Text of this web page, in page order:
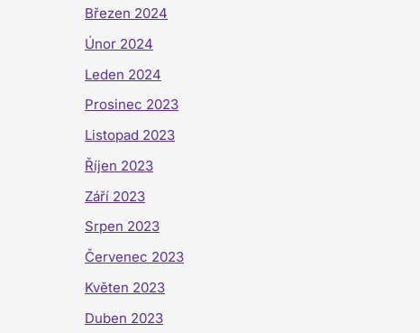
Březen 2024
Únor 2024
Leden 2024
Prosinec 2023
Listopad 2023
Říjen 2023
Září 2023
Srpen 2023
Červenec 2023
Květen 2023
Duben 2023